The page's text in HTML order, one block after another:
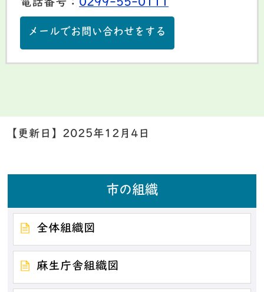
電話番号： 0299-55-0111
メールでお問い合わせをする
【更新日】 2025年12月4日
市の組織
全体組織図
麻生庁舎組織図